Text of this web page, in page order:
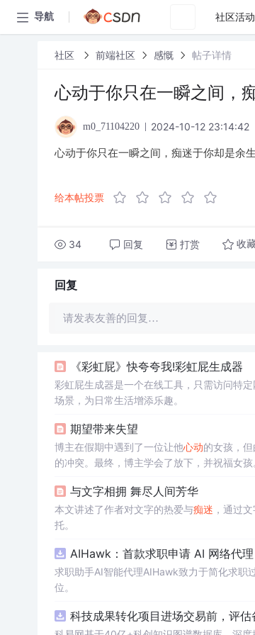
导航 社区活动
社区 前端社区 感慨 帖子详情
心动于你只在一瞬之间，
m0_71104220 2024-10-12 23:14:42
心动于你只在一瞬之间，痴迷于你却是余
给本帖投票
34 回复 打赏 收
回复
请发表友善的回复…
《彩虹屁》快夸夸我!彩虹屁生成器
彩虹屁生成器是一个在线工具，只需访问特
场景，为日常生活增添乐趣。
期望带来失望
博主在假期中遇到了一位让他心动的女孩，
的冲突。最终，博主学会了放下，并祝福女孩
与文字相拥 舞尽人间芳华
本文讲述了作者对文字的热爱与痴迷 ，通过
托。
AIHawk：首款求职申请 AI 网络代理
求职助手AI智能代理AIHawk致力于简化求职
位。
科技成果转化项目进场交易前，评